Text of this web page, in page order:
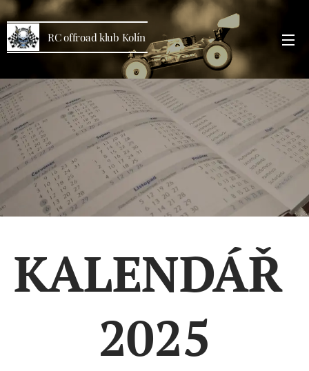
RC offroad klub Kolín
KALENDÁŘ
2025